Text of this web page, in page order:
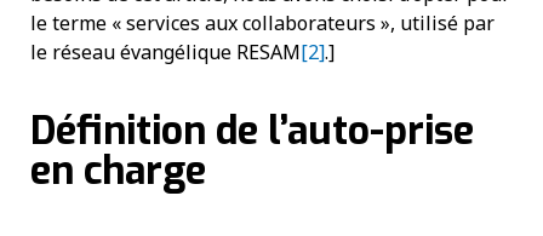
le terme « services aux collaborateurs », utilisé par
le réseau évangélique RESAM[2].]
Définition de l’auto-prise
en charge